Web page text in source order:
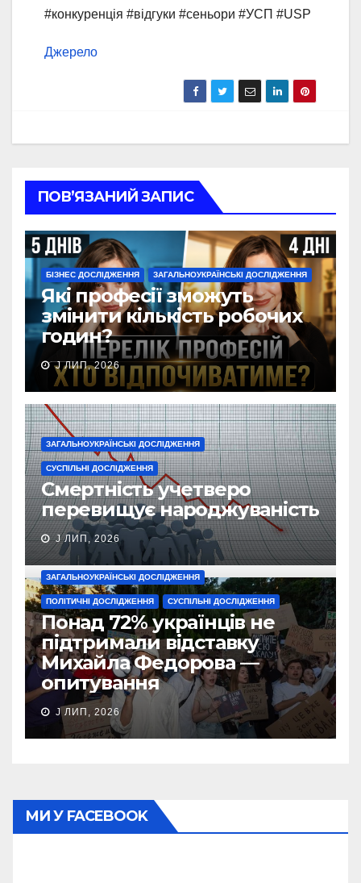
#конкуренція #відгуки #сеньори #УСП #USP
Джерело
ПОВ’ЯЗАНИЙ ЗАПИС
БІЗНЕС ДОСЛІДЖЕННЯ ЗАГАЛЬНОУКРАЇНСЬКІ ДОСЛІДЖЕННЯ
Які професії зможуть
змінити кількість робочих
годин?
J ЛИП, 2026
ЗАГАЛЬНОУКРАЇНСЬКІ ДОСЛІДЖЕННЯ
СУСПІЛЬНІ ДОСЛІДЖЕННЯ
Смертність учетверо
перевищує народжуваність
J ЛИП, 2026
ЗАГАЛЬНОУКРАЇНСЬКІ ДОСЛІДЖЕННЯ
ПОЛІТИЧНІ ДОСЛІДЖЕННЯ СУСПІЛЬНІ ДОСЛІДЖЕННЯ
Понад 72% українців не
підтримали відставку
Михайла Федорова —
опитування
J ЛИП, 2026
МИ У FACEBOOK